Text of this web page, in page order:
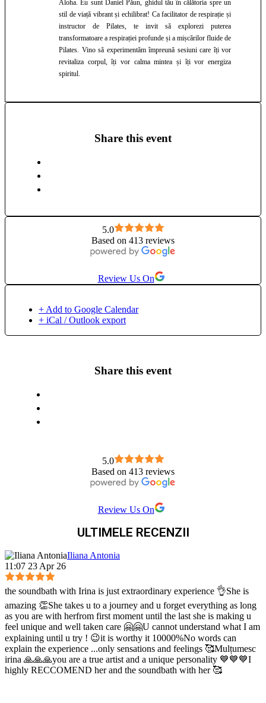
Aloha. Eu sunt Daniel Păun, ghidul tău în călătoria spre un
stil de viață vibrant și echilibrat! Ca facilitator de respirație și
instructor de Pilates, te invit să explorezi puterea
transformatoare a respirației profunde și a mișcărilor fluide de
Pilates. Vino să experimentăm împreună sesiuni care îți vor
revitaliza corpul, îți vor calma mintea și îți vor energiza
spiritul.
Share this event
5.0
Based on 413 reviews
Review Us On
+ Add to Google Calendar
+ iCal / Outlook export
Share this event
5.0
Based on 413 reviews
Review Us On
ULTIMELE RECENZII
Iliana Antonia
11:07 23 Apr 26
the soundbath with Irina is just extraordinary experience 👌She is
amazing 👏She takes u to a journey and u forget everything as long
as you are with herfrom first moment until the last she is making u
feel unique and well taken care 🤗🤗U cannot understand what I am
explaining until u try ! 😉it is worthy it 10000%No words can
explain the experience ...only sensations and feelings 🥰Mulțumesc
irina 🙏🙏🙏you are a true artist and a unique personality 💙💙💙I
highly RECCOMEND her and the soundbath with her 🥰